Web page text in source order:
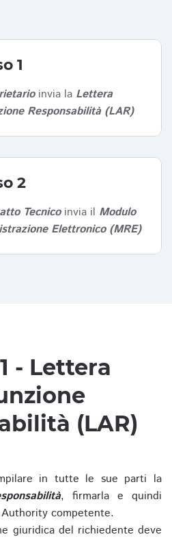
1
invia la Lettera
Responsabilità (LAR)
2
Tecnicoinvia il Modulo
Elettronico (MRE)
- Lettera
(LAR)
in tutte le sue parti la
, firmarla e quindi
competente.
giuridica del richiedente deve